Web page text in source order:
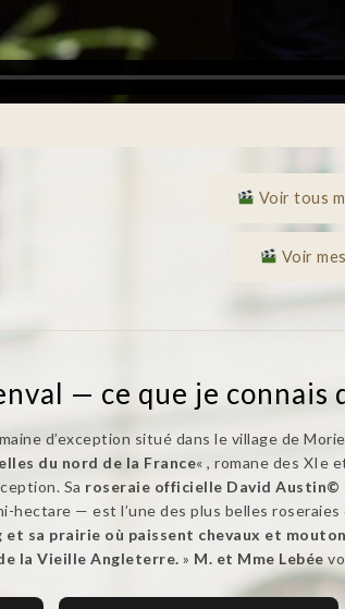
Voir tous
Voir
— ce que je connais
d’exception situé dans le village de
du nord de la France« , romane des XIe
Sa roseraie officielle David Austin©
hectare — est l’une des plus belles roseraies
et sa prairie où paissent chevaux et
la Vieille Angleterre. » M. et Mme Lebée